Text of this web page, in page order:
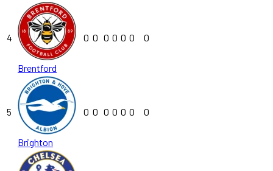
4
Brentford
0 0 0 0 0 0 0
5
Brighton
0 0 0 0 0 0 0